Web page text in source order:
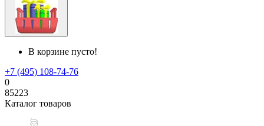
В корзине пусто!
+7 (495) 108-74-76
0
85223
Каталог товаров